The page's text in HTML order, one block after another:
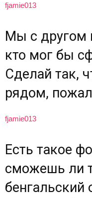
fjamie013
Мы с другом
кто мог бы
Сделай так,
рядом,
fjamie013
Есть такое
сможешь ли
бенгальский